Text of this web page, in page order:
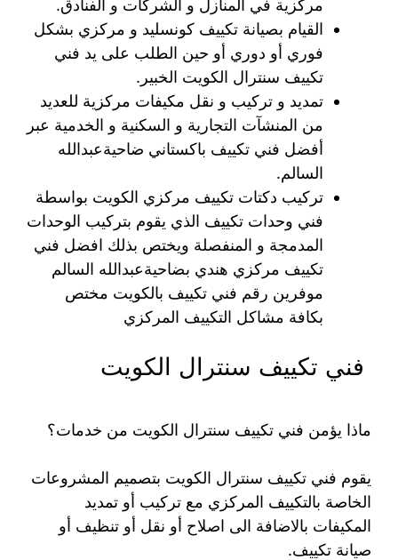
مركزية في المنازل و الشركات و الفنادق.
القيام بصيانة تكييف كونسليد و مركزي بشكل
فوري أو دوري أو حين الطلب على يد فني
تكييف سنترال الكويت الخبير.
تمديد و تركيب و نقل مكيفات مركزية للعديد
من المنشآت التجارية و السكنية و الخدمية عبر
أفضل فني تكييف باكستاني ضاحيةعبدالله
السالم.
تركيب دكتات تكييف مركزي الكويت بواسطة
فني وحدات تكييف الذي يقوم بتركيب الوحدات
المدمجة و المنفصلة ويختص بذلك افضل فني
تكييف مركزي هندي بضاحيةعبدالله السالم
موفرين رقم فني تكييف بالكويت مختص
بكافة مشاكل التكييف المركزي
فني تكييف سنترال الكويت
ماذا يؤمن فني تكييف سنترال الكويت من خدمات؟
يقوم فني تكييف سنترال الكويت بتصميم المشروعات
الخاصة بالتكييف المركزي مع تركيب أو تمديد
المكيفات بالاضافة الى اصلاح أو نقل أو تنظيف أو
صيانة تكييف.